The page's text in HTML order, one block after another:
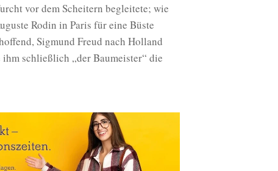
vor dem Scheitern begleitete; wie
Rodin in Paris für eine Büste
Sigmund Freud nach Holland
schließlich „der Baumeister“ die